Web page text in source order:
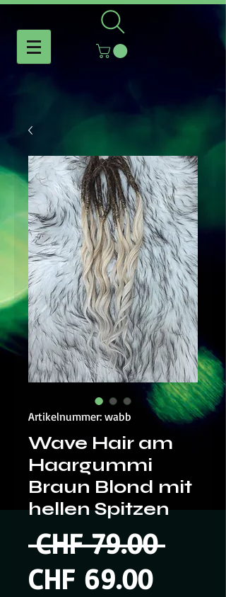
Artikelnummer: wabb
Wave Hair am
Haargummi
Braun Blond mit
hellen Spitzen
CHF 79.00
CHF 69.00Sale-